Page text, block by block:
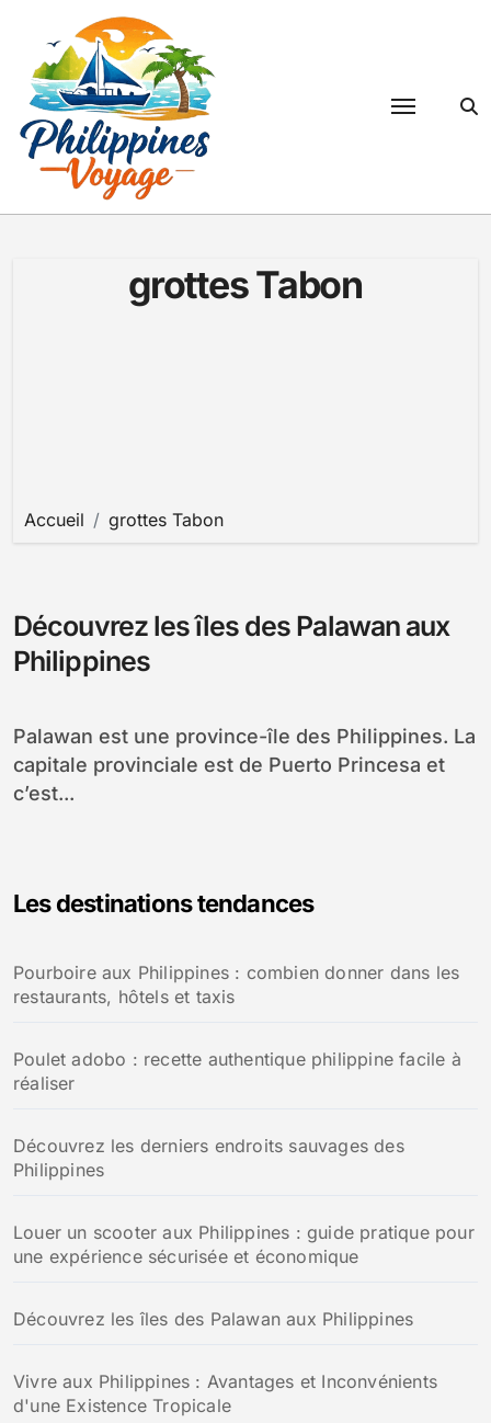
contenu
grottes Tabon
Accueil grottes Tabon
Découvrez les îles des Palawan aux
Philippines
Palawan est une province-île des Philippines. La
capitale provinciale est de Puerto Princesa et
c’est...
Les destinations tendances
Pourboire aux Philippines : combien donner dans les
restaurants, hôtels et taxis
Poulet adobo : recette authentique philippine facile à
réaliser
Découvrez les derniers endroits sauvages des
Philippines
Louer un scooter aux Philippines : guide pratique pour
une expérience sécurisée et économique
Découvrez les îles des Palawan aux Philippines
Vivre aux Philippines : Avantages et Inconvénients
d'une Existence Tropicale